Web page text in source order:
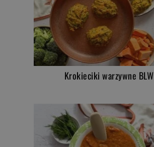
Krokieciki warzywne BLW